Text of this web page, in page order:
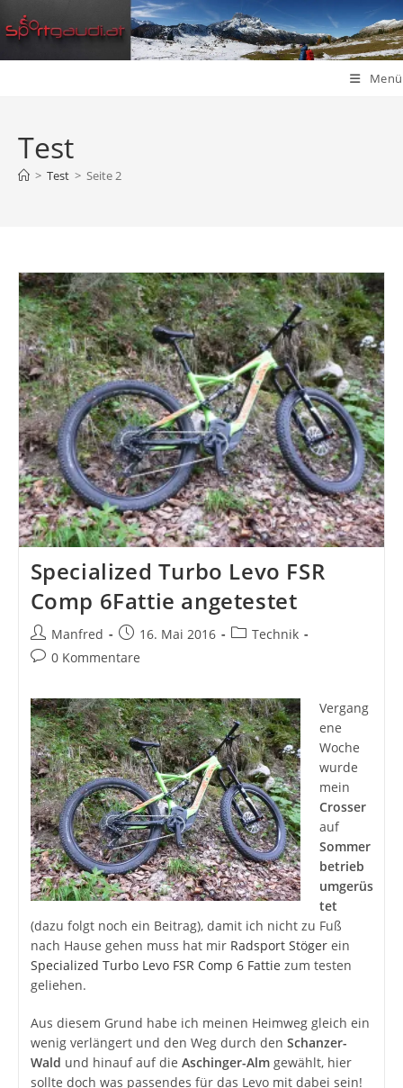
Zum
Inhalt
Menü
Test
> Test > Seite 2
Specialized Turbo Levo FSR
Comp 6Fattie angetestet
Beitrags-
Autor:
Manfred
Beitrag
veröffentlicht:
16. Mai 2016
Beitrags-
Technik
Beitrags-
0 Kommentare
Vergang
ene
Woche
wurde
mein
Crosser
auf
Sommer
betrieb
umgerüs
tet
(dazu folgt noch ein Beitrag), damit ich nicht zu Fuß
nach Hause gehen muss hat mir Radsport Stögerein
Specialized Turbo Levo FSR Comp 6 Fattie zum testen
geliehen.
Aus diesem Grund habe ich meinen Heimweg gleich ein
wenig verlängert und den Weg durch den Schanzer-
Wald und hinauf auf die Aschinger-Almgewählt, hier
sollte doch was passendes für das Levo mit dabei sein!